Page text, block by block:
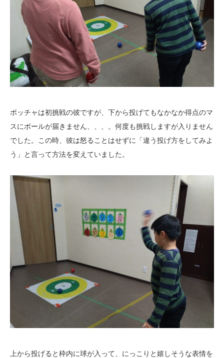
ボッチャは初挑戦の彼ですが、下から投げてもなかなか得点のマ
スにボールが届きません、、、。何度も挑戦しますが入りません
でした。この時、彼は怒ることはせずに「違う投げ方をしてみよ
う」と言って方法を変えていました。
上から投げると枠内に球が入って、にっこりと嬉しそうな表情を